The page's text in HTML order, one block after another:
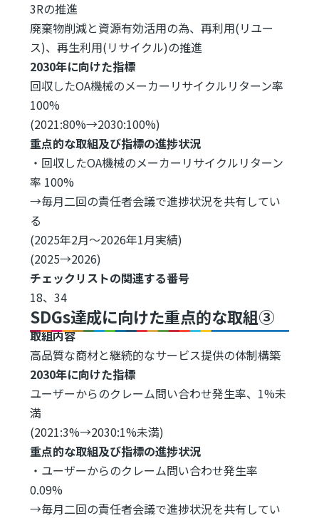
3Rの推進
廃棄物削減と資源有効活用の為、再利用(リユー
ス)、再生利用(リサイクル)の推進
2030年に向けた指標
回収したOA機械のメーカーリサイクルリターン率
100%
(2021:80%→2030:100%)
重点的な取組及び指標の進捗状況
・回収したOA機械のメーカーリサイクルリターン
率 100%
→毎月二回の責任者会議で進捗状況を共有してい
る
(2025年2月～2026年1月実績)
(2025→2026)
チェックリストの関連する番号
18、34
SDGs達成に向けた重点的な取組③
取組内容
高品質な商材と継続的なサービス提供の体制構築
2030年に向けた指標
ユーザーからのクレーム問い合わせ発生率、1%未
満
(2021:3%→2030:1%未満)
重点的な取組及び指標の進捗状況
・ユーザーからのクレーム問い合わせ発生率
0.09%
→毎月二回の責任者会議で進捗状況を共有してい